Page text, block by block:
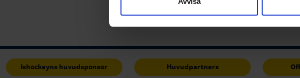
Ishockeyns huvudsponsor Huvudpartners